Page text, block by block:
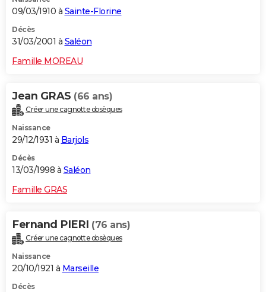
09/03/1910 à Sainte-Florine
Décès
31/03/2001 à Saléon
Famille MOREAU
Jean GRAS (66 ans)
Créer une cagnotte obsèques
Naissance
29/12/1931 à Barjols
Décès
13/03/1998 à Saléon
Famille GRAS
Fernand PIERI (76 ans)
Créer une cagnotte obsèques
Naissance
20/10/1921 à Marseille
Décès